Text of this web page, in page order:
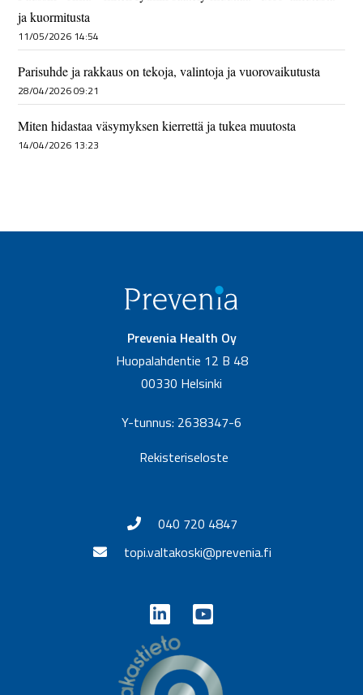
ja kuormitusta
11/05/2026 14:54
Parisuhde ja rakkaus on tekoja, valintoja ja vuorovaikutusta
28/04/2026 09:21
Miten hidastaa väsymyksen kierrettä ja tukea muutosta
14/04/2026 13:23
Prevenia Health Oy
Huopalahdentie 12 B 48
00330 Helsinki
Y-tunnus: 2638347-6
Rekisteriseloste
040 720 4847
topi.valtakoski@prevenia.fi